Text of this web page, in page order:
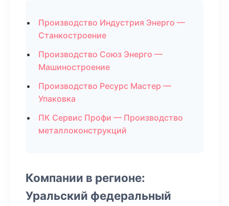
Производство Индустрия Энерго —
Станкостроение
Производство Союз Энерго —
Машиностроение
Производство Ресурс Мастер —
Упаковка
ПК Сервис Профи — Производство
металлоконструкций
Компании в регионе:
Уральский федеральный